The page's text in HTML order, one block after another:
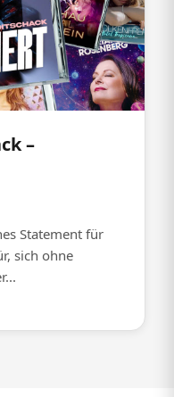
–
Statement für
sich ohne